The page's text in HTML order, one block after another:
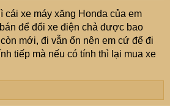
cái xe máy xăng Honda của em
để đổi xe điện chả được bao
mới, đi vẫn ổn nên em cứ để đi
tiếp mà nếu có tính thì lại mua xe